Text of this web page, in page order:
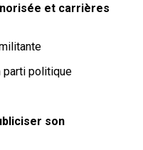
et carrières
parti politique
son